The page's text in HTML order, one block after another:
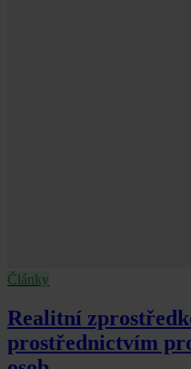
Články
Realitní
prostřednictvím